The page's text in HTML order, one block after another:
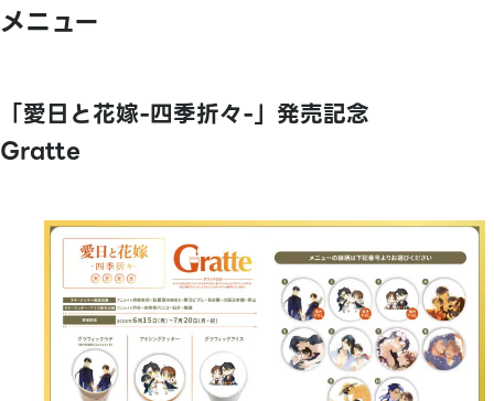
メニュー
「愛日と花嫁-四季折々-」発売記念
Gratte